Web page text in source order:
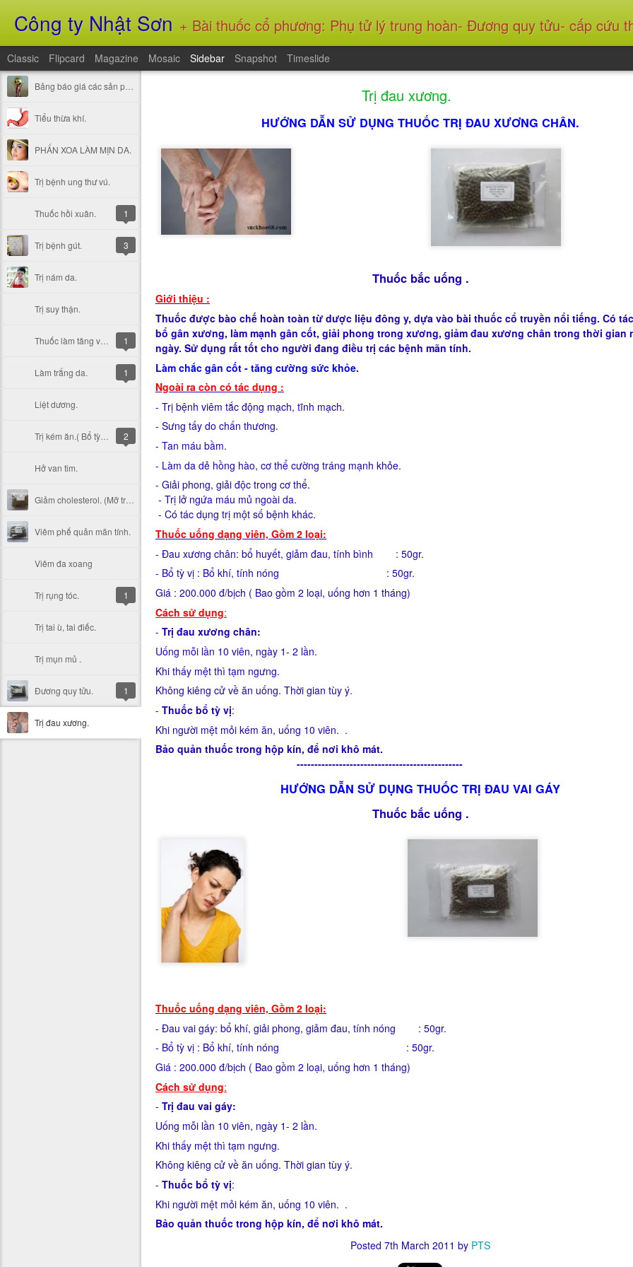
Công ty Nhật Sơn + Bài thuốc cổ phương: Phụ tử lý trung hoàn- Đương quy tửu- cấp cứu thủy- Bách hợp cố kim hoàn- Quế chi phục linh tán- Tiểu thừa khí- Điều nguyên cứu bản- Toàn chân nhất khí- Tiêu dao tán- Bình vị tán- Nhị trần hoàn- Bát vị hoàn.... + Thuốc trị bệnh: Bệnh gút- Liệt dương- Kém ăn- Hở van tim- Động mạch vành- Giảm cholesterol- Viêm phế quản mãn tính- Viêm đa xoang- Tai ù- Đau xương
Classic Flipcard Magazine Mosaic Sidebar Snapshot Timeslide
Tiểu thừa khí.
PHẤN XOA LÀM MỊN DA.
Trị bệnh ung thư vú.
Thuốc hồi xuân. 1
Trị bệnh gút. 3
Trị nám da.
Trị suy thận.
1
Làm trắng da. 1
Liệt dương.
2
Hở van tim.
Viêm phế quản mãn tính.
Viêm đa xoang
Trị rụng tóc. 1
Trị tai ù, tai điếc.
Trị mụn mủ .
Đương quy tửu. 1
Trị đau xương.
Trị đau xương.
HƯỚNG DẪN SỬ DỤNG THUỐC TRỊ ĐAU XƯƠNG CHÂN.
Thuốc bắc uống .
Giới thiệu :
Thuốc được bào chế hoàn toàn từ dược liệu đông y, dựa vào bài thuốc cổ truyền nổi tiếng. Có
bổ gân xương, làm mạnh gân cốt, giải phong trong xương, giảm đau xương chân trong thời gian
ngày. Sử dụng rất tốt cho người đang điều trị các bệnh mãn tính.
Làm chắc gân cốt - tăng cường sức khỏe.
Ngoài ra còn có tác dụng :
- Trị bệnh viêm tắc động mạch, tĩnh mạch.
- Sưng tấy do chấn thương.
- Tan máu bầm.
- Làm da dẻ hồng hào, cơ thể cường tráng mạnh khỏe.
- Giải phong, giải độc trong cơ thể.
- Trị lở ngứa máu mủ ngoài da.
- Có tác dụng trị một số bệnh khác.
Thuốc uống dạng viên, Gồm 2 loại:
- Đau xương chân: bổ huyết, giảm đau, tính bình : 50gr.
- Bổ tỳ vị : Bổ khí, tính nóng : 50gr.
Giá : 200.000 đ/bịch ( Bao gồm 2 loại, uống hơn 1 tháng)
Cách sử dụng:
- Trị đau xương chân:
Uống mỗi lần 10 viên, ngày 1- 2 lần.
Khi thấy mệt thì tạm ngưng.
Không kiêng cử về ăn uống. Thời gian tùy ý.
- Thuốc bổ tỳ vị:
Khi người mệt mỏi kém ăn, uống 10 viên. .
Bảo quản thuốc trong hộp kín, để nơi khô mát.
-----------------------------------------------
HƯỚNG DẪN SỬ DỤNG THUỐC TRỊ ĐAU VAI GÁY
Thuốc bắc uống .
Thuốc uống dạng viên, Gồm 2 loại:
- Đau vai gáy: bổ khí, giải phong, giảm đau, tính nóng : 50gr.
- Bổ tỳ vị : Bổ khí, tính nóng : 50gr.
Giá : 200.000 đ/bịch ( Bao gồm 2 loại, uống hơn 1 tháng)
Cách sử dụng:
- Trị đau vai gáy:
Uống mỗi lần 10 viên, ngày 1- 2 lần.
Khi thấy mệt thì tạm ngưng.
Không kiêng cử về ăn uống. Thời gian tùy ý.
- Thuốc bổ tỳ vị:
Khi người mệt mỏi kém ăn, uống 10 viên. .
Bảo quản thuốc trong hộp kín, để nơi khô mát.
Posted 7th March 2011 by PTS